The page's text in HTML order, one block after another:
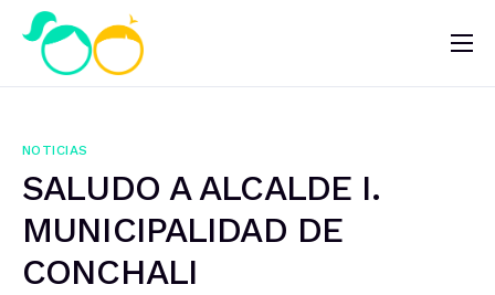
Nosotros
Noticias
¿Quieres ayudar?
NOTICIAS
SALUDO A ALCALDE I.
MUNICIPALIDAD DE
CONCHALI